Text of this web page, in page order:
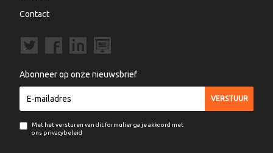
Contact
Abonneer op onze nieuwsbrief
Met het versturen van dit formulier ga je akkoord met
ons privacybeleid